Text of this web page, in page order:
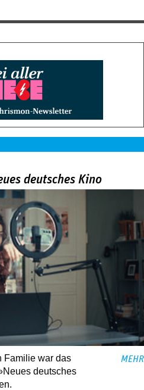
deutsches Kino
Familie war das
deutsches
MEHR